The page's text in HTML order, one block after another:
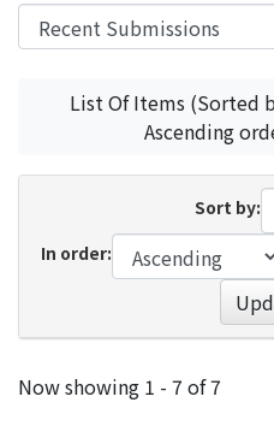
List Of Items (Sorted
Ascending
Sort by:
In order:
Recent Submissions
Now showing 1 - 7 of 7